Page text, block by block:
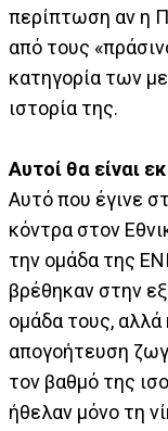
περίπτωση αν η
από τους
κατηγορία των
ιστορία της.
Αυτοί θα είναι
Αυτό που έγινε
κόντρα στον
την ομάδα της
βρέθηκαν στην
ομάδα τους, αλλά
απογοήτευση
τον βαθμό της
ήθελαν μόνο τη